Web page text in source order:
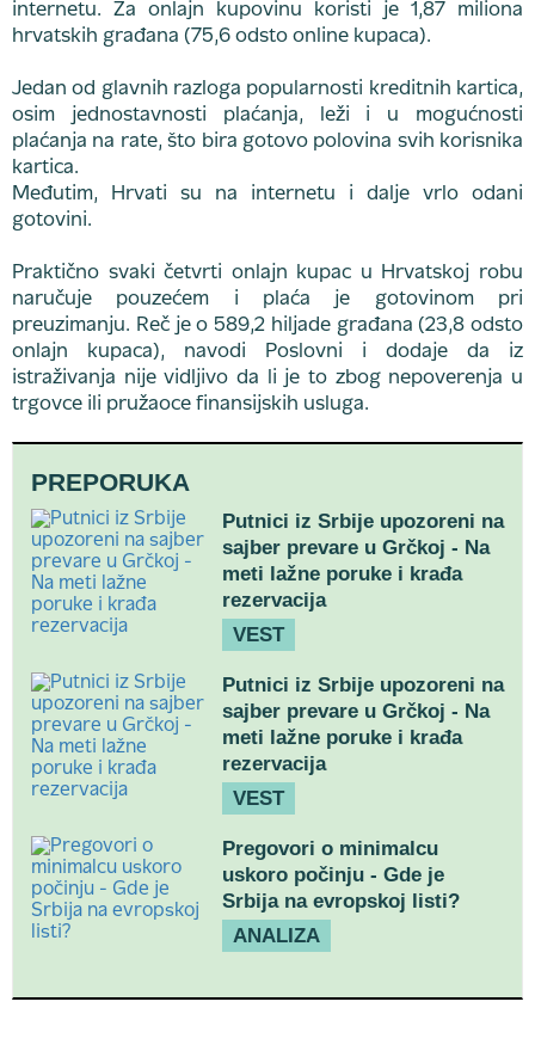
internetu. Za onlajn kupovinu koristi je 1,87 miliona
hrvatskih građana (75,6 odsto online kupaca).
Jedan od glavnih razloga popularnosti kreditnih kartica,
osim jednostavnosti plaćanja, leži i u mogućnosti
plaćanja na rate, što bira gotovo polovina svih korisnika
kartica.
Međutim, Hrvati su na internetu i dalje vrlo odani
gotovini.
Praktično svaki četvrti onlajn kupac u Hrvatskoj robu
naručuje pouzećem i plaća je gotovinom pri
preuzimanju. Reč je o 589,2 hiljade građana (23,8 odsto
onlajn kupaca), navodi Poslovni i dodaje da iz
istraživanja nije vidljivo da li je to zbog nepoverenja u
trgovce ili pružaoce finansijskih usluga.
PREPORUKA
Putnici iz Srbije upozoreni na
sajber prevare u Grčkoj - Na
meti lažne poruke i krađa
rezervacija
VEST
Putnici iz Srbije upozoreni na
sajber prevare u Grčkoj - Na
meti lažne poruke i krađa
rezervacija
VEST
Pregovori o minimalcu
uskoro počinju - Gde je
Srbija na evropskoj listi?
ANALIZA